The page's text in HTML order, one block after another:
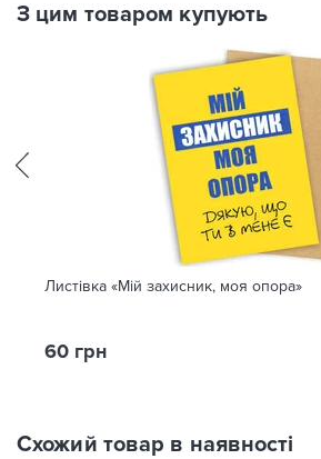
З цим товаром купують
Листівка «Мій захисник, моя опора»
60 грн
Схожий товар в наявності